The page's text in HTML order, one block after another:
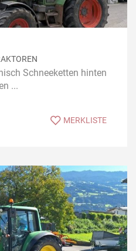
Schneeketten hinten
...
MERKLISTE